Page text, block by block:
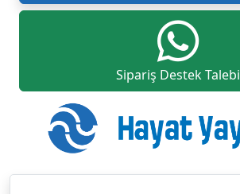
Sipariş Destek Talebi